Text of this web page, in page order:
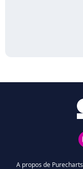
A propos de Purecharts